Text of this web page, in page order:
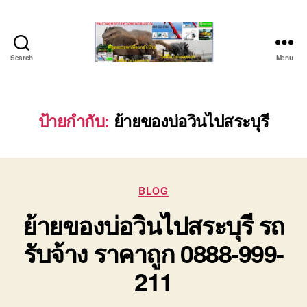
Search
เครื่องจักร
ระยอง
(บริษัท
พาณิชย์
บริการ
รถยก
รถ
รับจ้าง
ใน
เขต
Menu
ป้ายกำกับ: ย้ายของบ่อวินไปสระบุรี
Categories
BLOG
ย้ายของบ่อวินไปสระบุรี รถ
รับจ้าง ราคาถูก 0888-999-
211